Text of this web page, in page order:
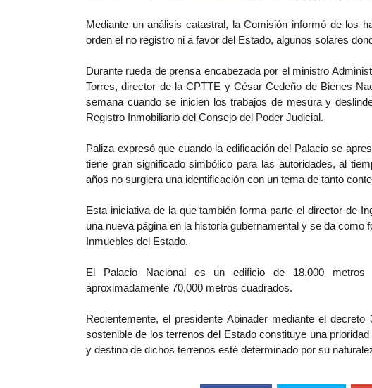
Mediante un análisis catastral, la Comisión informó de los
orden el no registro ni a favor del Estado, algunos solares
Durante rueda de prensa encabezada por el ministro
Torres, director de la CPTTE y César Cedeño de Bienes
semana cuando se inicien los trabajos de mesura y
Registro Inmobiliario del Consejo del Poder Judicial.
Paliza expresó que cuando la edificación del Palacio se
tiene gran significado simbólico para las autoridades, al
años no surgiera una identificación con un tema de tanto
Esta iniciativa de la que también forma parte el director de
una nueva página en la historia gubernamental y se da
Inmuebles del Estado.
El Palacio Nacional es un edificio de 18,000
aproximadamente 70,000 metros cuadrados.
Recientemente, el presidente Abinader mediante el
sostenible de los terrenos del Estado constituye una
y destino de dichos terrenos esté determinado por su